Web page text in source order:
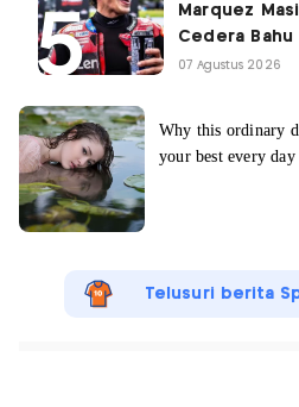
Marquez
Cedera Bahu
07 Agustus 2026
Telusuri berita